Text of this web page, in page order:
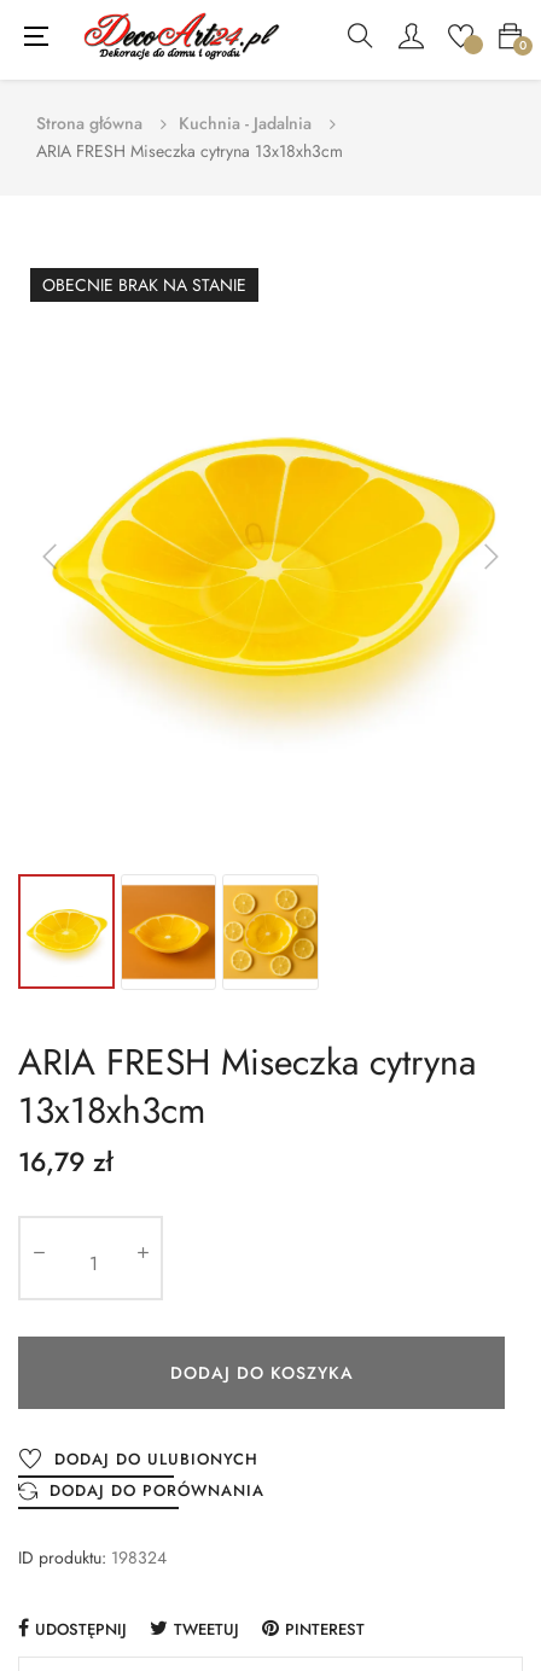
0
Toggle
navigation
☰
Strona główna
Kuchnia - Jadalnia
ARIA FRESH Miseczka cytryna 13x18xh3cm
OBECNIE BRAK NA STANIE
ARIA FRESH Miseczka cytryna
13x18xh3cm
16,79 zł
DODAJ DO KOSZYKA
DODAJ DO ULUBIONYCH
DODAJ DO PORÓWNANIA
ID produktu: 198324
UDOSTĘPNIJ TWEETUJ PINTEREST